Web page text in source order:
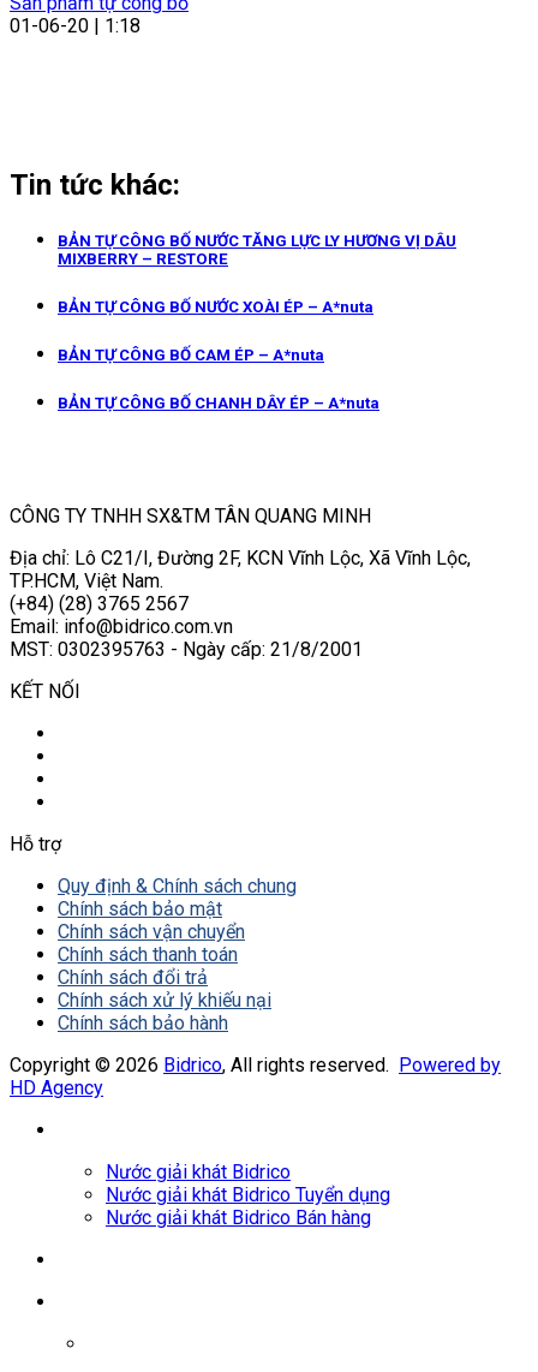
01-06-20 | 1:18
Tin tức khác:
BẢN TỰ CÔNG BỐ NƯỚC TĂNG LỰC LY HƯƠNG VỊ DÂU
MIXBERRY – RESTORE
BẢN TỰ CÔNG BỐ NƯỚC XOÀI ÉP – A*nuta
BẢN TỰ CÔNG BỐ CAM ÉP – A*nuta
BẢN TỰ CÔNG BỐ CHANH DÂY ÉP – A*nuta
CÔNG TY TNHH SX&TM TÂN QUANG MINH
Địa chỉ: Lô C21/I, Đường 2F, KCN Vĩnh Lộc, Xã Vĩnh Lộc,
TP.HCM, Việt Nam.
(+84) (28) 3765 2567
Email: info@bidrico.com.vn
MST: 0302395763 - Ngày cấp: 21/8/2001
KẾT NỐI
Hỗ trợ
Quy định & Chính sách chung
Chính sách bảo mật
Chính sách vận chuyển
Chính sách thanh toán
Chính sách đổi trả
Chính sách xử lý khiếu nại
Chính sách bảo hành
Copyright © 2026 Bidrico, All rights reserved. Powered by
HD Agency
Nước giải khát Bidrico
Nước giải khát Bidrico Tuyển dụng
Nước giải khát Bidrico Bán hàng